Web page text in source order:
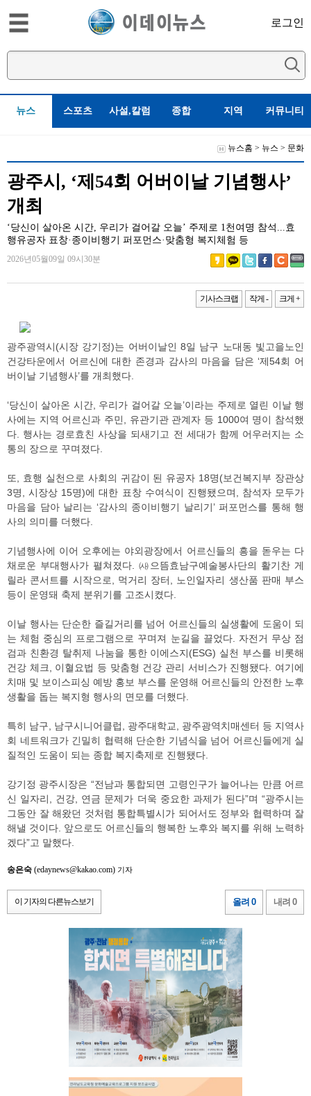
로그인
뉴스 스포츠 사설,칼럼 종합 지역 커뮤니티
뉴스홈 > 뉴스 > 문화
광주시, ‘제54회 어버이날 기념행사’
개최
‘당신이 살아온 시간, 우리가 걸어갈 오늘’ 주제로 1천여명 참석...효
행유공자 표창·종이비행기 퍼포먼스·맞춤형 복지체험 등
2026년05월09일 09시30분
기사스크랩 작게 - 크게 +
광주광역시(시장 강기정)는 어버이날인 8일 남구 노대동 빛고을노인
건강타운에서 어르신에 대한 존경과 감사의 마음을 담은 ‘제54회 어
버이날 기념행사’를 개최했다.
‘당신이 살아온 시간, 우리가 걸어갈 오늘’이라는 주제로 열린 이날 행
사에는 지역 어르신과 주민, 유관기관 관계자 등 1000여 명이 참석했
다. 행사는 경로효친 사상을 되새기고 전 세대가 함께 어우러지는 소
통의 장으로 꾸며졌다.
또, 효행 실천으로 사회의 귀감이 된 유공자 18명(보건복지부 장관상
3명, 시장상 15명)에 대한 표창 수여식이 진행됐으며, 참석자 모두가
마음을 담아 날리는 ‘감사의 종이비행기 날리기’ 퍼포먼스를 통해 행
사의 의미를 더했다.
기념행사에 이어 오후에는 야외광장에서 어르신들의 흥을 돋우는 다
채로운 부대행사가 펼쳐졌다. ㈔으뜸효남구예술봉사단의 활기찬 게
릴라 콘서트를 시작으로, 먹거리 장터, 노인일자리 생산품 판매 부스
등이 운영돼 축제 분위기를 고조시켰다.
이날 행사는 단순한 즐길거리를 넘어 어르신들의 실생활에 도움이 되
는 체험 중심의 프로그램으로 꾸며져 눈길을 끌었다. 자전거 무상 점
검과 친환경 탈취제 나눔을 통한 이에스지(ESG) 실천 부스를 비롯해
건강 체크, 이혈요법 등 맞춤형 건강 관리 서비스가 진행됐다. 여기에
치매 및 보이스피싱 예방 홍보 부스를 운영해 어르신들의 안전한 노후
생활을 돕는 복지형 행사의 면모를 더했다.
특히 남구, 남구시니어클럽, 광주대학교, 광주광역치매센터 등 지역사
회 네트워크가 긴밀히 협력해 단순한 기념식을 넘어 어르신들에게 실
질적인 도움이 되는 종합 복지축제로 진행됐다.
강기정 광주시장은 “전남과 통합되면 고령인구가 늘어나는 만큼 어르
신 일자리, 건강, 연금 문제가 더욱 중요한 과제가 된다”며 “광주시는
그동안 잘 해왔던 것처럼 통합특별시가 되어서도 정부와 협력하며 잘
해낼 것이다. 앞으로도 어르신들의 행복한 노후와 복지를 위해 노력하
겠다”고 말했다.
송은숙 (edaynews@kakao.com) 기자
이 기자의 다른뉴스보기 올려 0 내려 0